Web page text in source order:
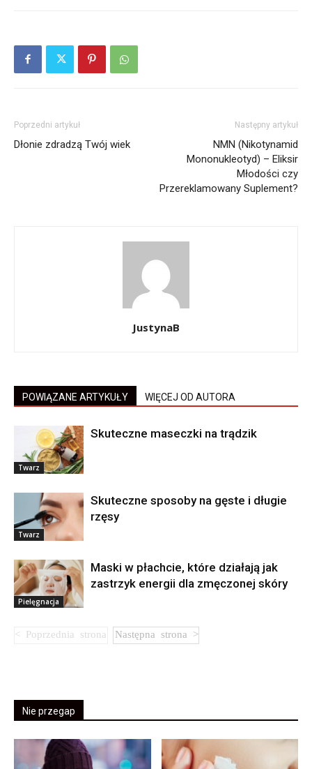
Poprzedni artykuł
Dłonie zdradzą Twój wiek
Następny artykuł
NMN (Nikotynamid
Mononukleotyd) – Eliksir
Młodości czy
Przereklamowany Suplement?
JustynaB
POWIĄZANE ARTYKUŁY WIĘCEJ OD AUTORA
Twarz
Skuteczne maseczki na trądzik
Twarz
Skuteczne sposoby na gęste i długie
rzęsy
Pielęgnacja
Maski w płachcie, które działają jak
zastrzyk energii dla zmęczonej skóry
Nie przegap